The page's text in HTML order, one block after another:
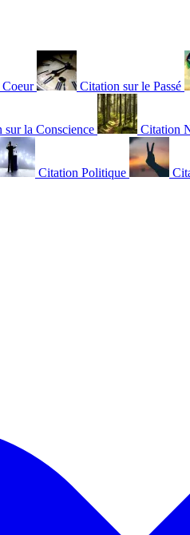
Citation sur le Passé
sur la Conscience Citation
Citation Politique